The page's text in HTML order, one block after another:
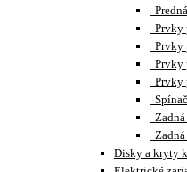
Prvky
Prvky
Prvky
Prvky
Disky a kryty